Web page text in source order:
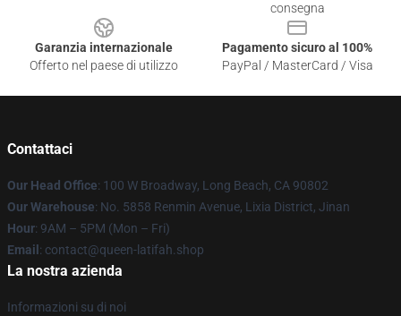
consegna
Garanzia internazionale
Offerto nel paese di utilizzo
Pagamento sicuro al 100%
PayPal / MasterCard / Visa
Contattaci
Our Head Office: 100 W Broadway, Long Beach, CA 90802
Our Warehouse: No. 5858 Renmin Avenue, Lixia District, Jinan
Hour: 9AM – 5PM (Mon – Fri)
Email : contact@queen-latifah.shop
La nostra azienda
Informazioni su di noi